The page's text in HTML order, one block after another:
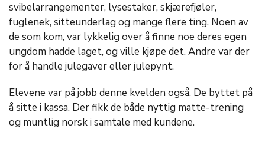
svibelarrangementer, lysestaker, skjærefjøler,
fuglenek, sitteunderlag og mange flere ting. Noen av
de som kom, var lykkelig over å finne noe deres egen
ungdom hadde laget, og ville kjøpe det. Andre var der
for å handle julegaver eller julepynt.
Elevene var på jobb denne kvelden også. De byttet på
å sitte i kassa. Der fikk de både nyttig matte-trening
og muntlig norsk i samtale med kundene.